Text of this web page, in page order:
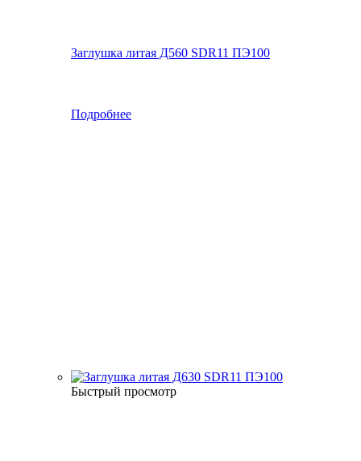
Заглушка литая Д560 SDR11 ПЭ100
Подробнее
Быстрый просмотр